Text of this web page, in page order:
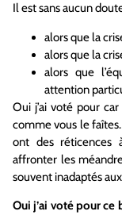
Il est sans aucun
alors que la
alors que la
alors que
attention
Oui j’ai voté pour
comme vous le
ont des réticences
affronter les
souvent inadaptés
Oui j’ai voté pour ce